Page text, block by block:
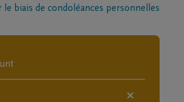
le biais de condoléances personnelles
×